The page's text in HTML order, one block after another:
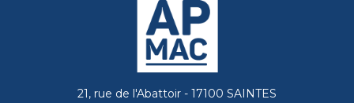
21, rue de l'Abattoir - 17100 SAINTES